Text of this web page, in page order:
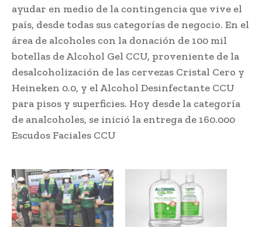
ayudar en medio de la contingencia que vive el
país, desde todas sus categorías de negocio. En el
área de alcoholes con la donación de 100 mil
botellas de Alcohol Gel CCU, proveniente de la
desalcoholización de las cervezas Cristal Cero y
Heineken 0.0, y el Alcohol Desinfectante CCU
para pisos y superficies. Hoy desde la categoría
de analcoholes, se inició la entrega de 160.000
Escudos Faciales CCU